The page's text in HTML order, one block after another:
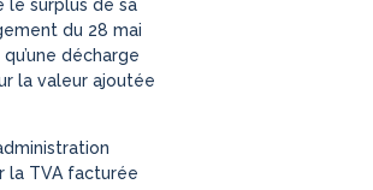
le surplus de sa
du 28 mai
décharge
la valeur ajoutée
la TVA facturée